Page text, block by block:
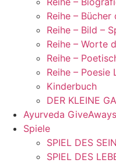
Reihe – Bücher
Reihe – Bild –
Reihe – Worte
Reihe –
Reihe – Poesie
Kinderbuch
DER KLEINE
Ayurveda GiveAways
Spiele
SPIEL DES
SPIEL DES